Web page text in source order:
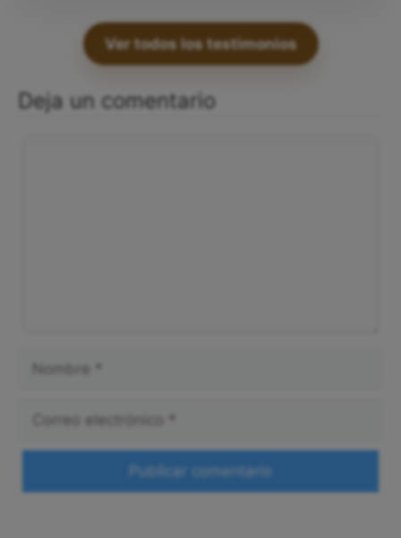
Ver todos los testimonios
Deja un comentario